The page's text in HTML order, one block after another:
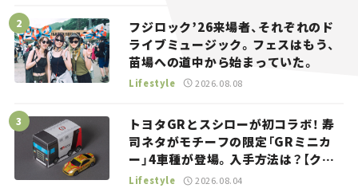
フジロック’26来場者、それぞれのド
ライブミュージック。フェスはもう、
苗場への道中から始まっていた。
Lifestyle 2026.08.08
トヨタGRとスシローが初コラボ！ 寿
司ネタがモチーフの限定「GRミニカ
ー」4車種が登場。入手方法は？【クル
マとホビー】
Lifestyle 2026.08.04